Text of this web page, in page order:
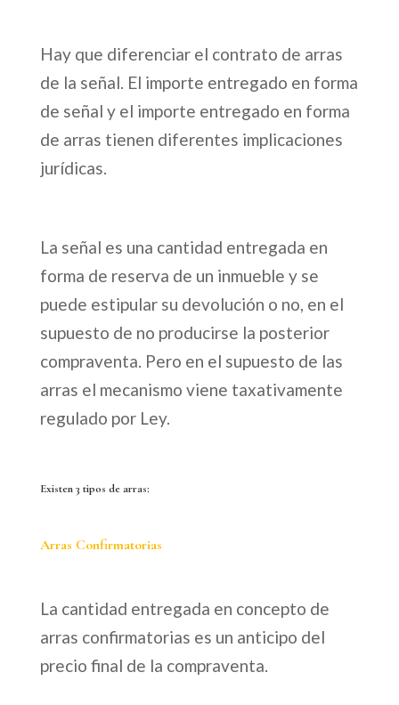
Hay que diferenciar el contrato de arras
de la señal. El importe entregado en forma
de señal y el importe entregado en forma
de arras tienen diferentes implicaciones
jurídicas.
La señal es una cantidad entregada en
forma de reserva de un inmueble y se
puede estipular su devolución o no, en el
supuesto de no producirse la posterior
compraventa. Pero en el supuesto de las
arras el mecanismo viene taxativamente
regulado por Ley.
Existen 3 tipos de arras:
Arras Confirmatorias
La cantidad entregada en concepto de
arras confirmatorias es un anticipo del
precio final de la compraventa.